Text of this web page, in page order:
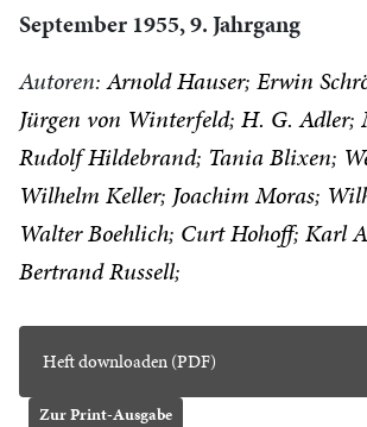
September 1955, 9. Jahrgang
Autoren:Arnold Hauser Erwin
Jürgen von Winterfeld H. G. Adler
Rudolf Hildebrand Tania Blixen
Wilhelm Keller Joachim Moras
Walter Boehlich Curt Hohoff Karl
Bertrand Russell
Heft downloaden (PDF)
Zur Print-Ausgabe